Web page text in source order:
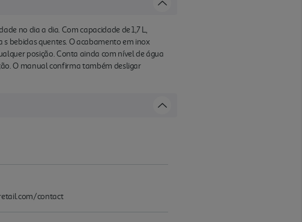
no dia a dia. Com capacidade de 1,7 L,
bebidas quentes. O acabamento em inox
posição. Conta ainda com nível de água
O manual confirma também desligar
contact